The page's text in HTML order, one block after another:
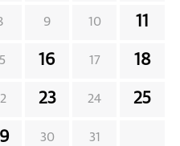
9 10 11
16 17 18
23 24 25
30 31